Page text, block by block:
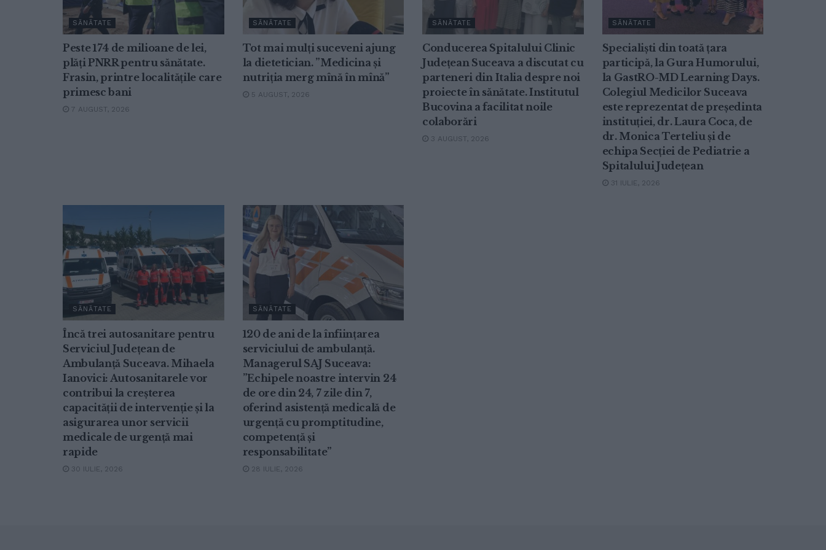
SĂNĂTATE
Peste 174 de milioane de lei,
plăți PNRR pentru sănătate.
Frasin, printre localitățile care
primesc bani
7 AUGUST, 2026
SĂNĂTATE
Tot mai mulți suceveni ajung
la dietetician. ”Medicina și
nutriția merg mînă în mînă”
5 AUGUST, 2026
SĂNĂTATE
Conducerea Spitalului Clinic
Județean Suceava a discutat cu
parteneri din Italia despre noi
proiecte în sănătate. Institutul
Bucovina a facilitat noile
colaborări
3 AUGUST, 2026
SĂNĂTATE
Specialiști din toată țara
participă, la Gura Humorului,
la GastRO-MD Learning Days.
Colegiul Medicilor Suceava
este reprezentat de președinta
instituției, dr. Laura Coca, de
dr. Monica Terteliu și de
echipa Secției de Pediatrie a
Spitalului Județean
31 IULIE, 2026
SĂNĂTATE
Încă trei autosanitare pentru
Serviciul Județean de
Ambulanță Suceava. Mihaela
Ianovici: Autosanitarele vor
contribui la creșterea
capacității de intervenție și la
asigurarea unor servicii
medicale de urgență mai
rapide
30 IULIE, 2026
SĂNĂTATE
120 de ani de la înființarea
serviciului de ambulanță.
Managerul SAJ Suceava:
”Echipele noastre intervin 24
de ore din 24, 7 zile din 7,
oferind asistență medicală de
urgență cu promptitudine,
competență și
responsabilitate”
28 IULIE, 2026